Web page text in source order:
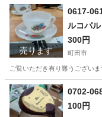
東京 町田市
売ります
0617-
ルコパ
300円
町田市
ご覧いただき有り難うござい
東京 町田市
0702-
100円